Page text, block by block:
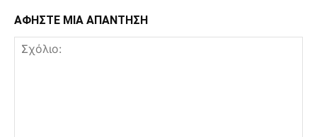
ΑΦΗΣΤΕ ΜΙΑ ΑΠΑΝΤΗΣΗ